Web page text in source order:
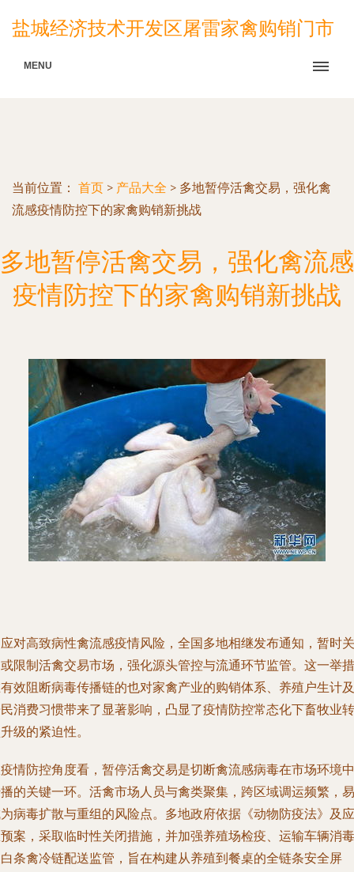
盐城经济技术开发区屠雷家禽购销门市
MENU
当前位置： 首页 > 产品大全 > 多地暂停活禽交易，强化禽
流感疫情防控下的家禽购销新挑战
多地暂停活禽交易，强化禽流感
疫情防控下的家禽购销新挑战
对高致病性禽流感疫情风险，全国多地相继发布通知，暂时关
限制活禽交易市场，强化源头管控与流通环节监管。这一举措
效阻断病毒传播链的也对家禽产业的购销体系、养殖户生计及
消费习惯带来了显著影响，凸显了疫情防控常态化下畜牧业转
级的紧迫性。
情防控角度看，暂停活禽交易是切断禽流感病毒在市场环境中
的关键一环。活禽市场人员与禽类聚集，跨区域调运频繁，易
病毒扩散与重组的风险点。多地政府依据《动物防疫法》及应
案，采取临时性关闭措施，并加强养殖场检疫、运输车辆消毒
条禽冷链配送监管，旨在构建从养殖到餐桌的全链条安全屏